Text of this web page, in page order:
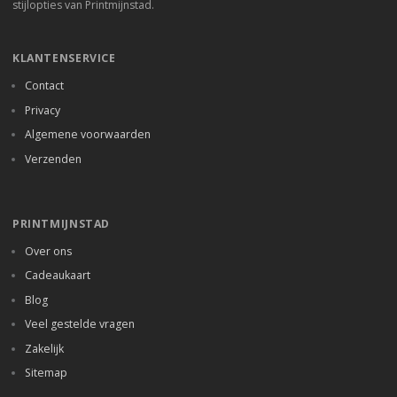
stijlopties van Printmijnstad.
KLANTENSERVICE
Contact
Privacy
Algemene voorwaarden
Verzenden
PRINTMIJNSTAD
Over ons
Cadeaukaart
Blog
Veel gestelde vragen
Zakelijk
Sitemap